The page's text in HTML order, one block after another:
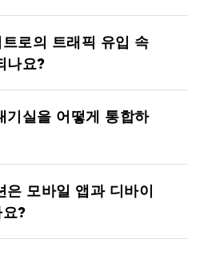
로의 트래픽 유입 속
나요?
기실을 어떻게 통합하
은 모바일 앱과 디바이
?